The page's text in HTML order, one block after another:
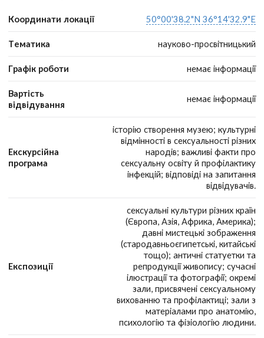
Координати локації 50°00'38.2"N 36°14'32.9"E
Тематика науково-просвітницький
Графік роботи немає інформації
Вартість
відвідування
немає інформації
Екскурсійна
програма
історію створення музею; культурні
відмінності в сексуальності різних
народів; важливі факти про
сексуальну освіту й профілактику
інфекцій; відповіді на запитання
відвідувачів.
Експозиції
сексуальні культури різних країн
(Європа, Азія, Африка, Америка);
давні мистецькі зображення
(стародавньоєгипетські, китайські
тощо); античні статуетки та
репродукції живопису; сучасні
ілюстрації та фотографії; окремі
зали, присвячені сексуальному
вихованню та профілактиці; зали з
матеріалами про анатомію,
психологію та фізіологію людини.